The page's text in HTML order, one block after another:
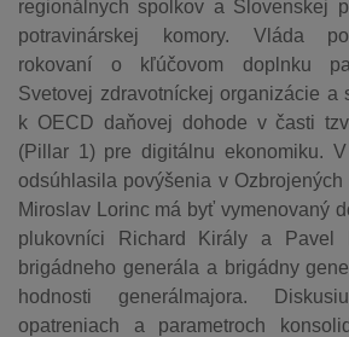
regionálnych spolkov a Slovenskej
potravinárskej komory. Vláda
rokovaní o kľúčovom doplnku
Svetovej zdravotníckej organizácie a
k OECD daňovej dohode v časti
(Pillar 1) pre digitálnu ekonomiku.
odsúhlasila povýšenia v Ozbrojených
Miroslav Lorinc má byť vymenovaný
plukovníci Richard Király a Pavel
brigádneho generála a brigádny
hodnosti generálmajora.
opatreniach a parametroch